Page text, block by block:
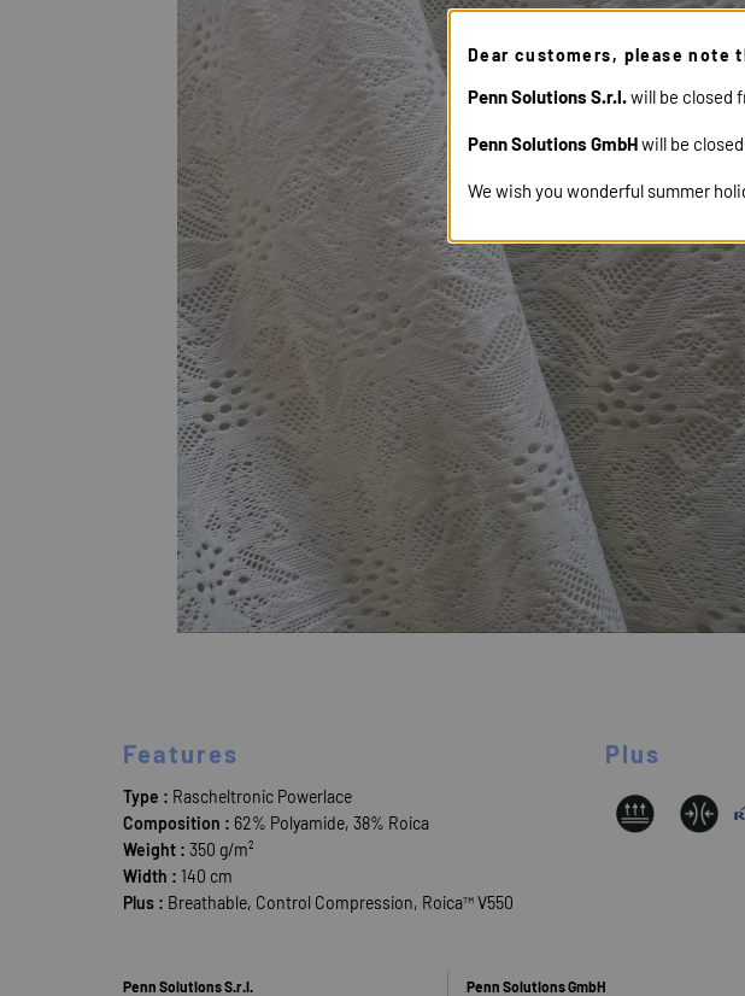
Features
Type : Rascheltronic Powerlace
Composition : 62% Polyamide, 38% Roica
Weight : 350 g/m²
Width : 140 cm
Plus : Breathable, Control Compression, Roica™ V550
Plus
Penn Solutions S.r.l.
Penn Solutions GmbH
Dear customers, please note
Penn Solutions S.r.l.will be closed
Penn Solutions GmbHwill be
We wish you wonderful summer